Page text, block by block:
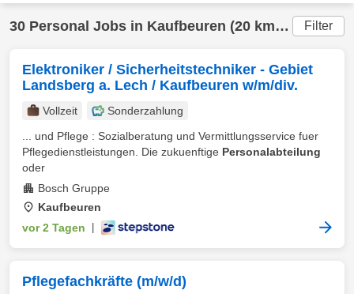
30 Personal Jobs in Kaufbeuren (20 km) gefunden Filter
Elektroniker / Sicherheitstechniker - Gebiet
Landsberg a. Lech / Kaufbeuren w/m/div.
Vollzeit
Sonderzahlung
... und Pflege : Sozialberatung und Vermittlungsservice fuer
Pflegedienstleistungen. Die zukuenftige Personalabteilung
oder
Bosch Gruppe
Kaufbeuren
vor 2 Tagen
Pflegefachkräfte (m/w/d)